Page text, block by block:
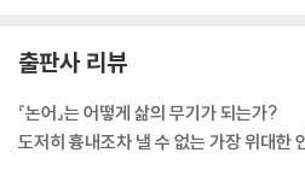
추구하는 길이 다르면 함께 일을 도모하지
아랫사람에게 묻기를 부끄러워하지 말라
온당하게 죽지 못하다
출판사 리뷰
『논어』는 어떻게 삶의 무기가 되는가?
도저히 흉내조차 낼 수 없는 가장 위대한